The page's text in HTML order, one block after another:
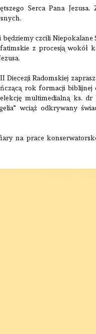
Serca Pana
czcili Niepokalane
z procesją wokół
Diecezji Radomskiej
rok formacji
multimedialną ks. dr
wciąż odkrywany
na prace